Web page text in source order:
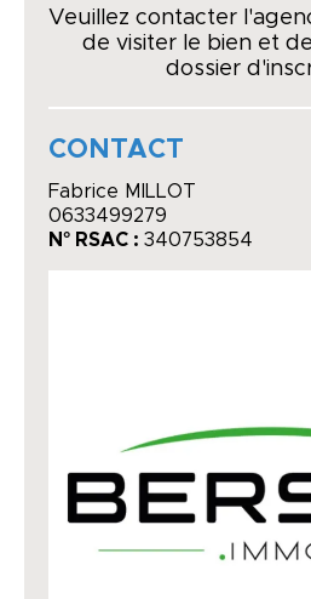
Veuillez contacter
de visiter le bien et
dossier
CONTACT
Fabrice MILLOT
0633499279
N° RSAC : 340753854